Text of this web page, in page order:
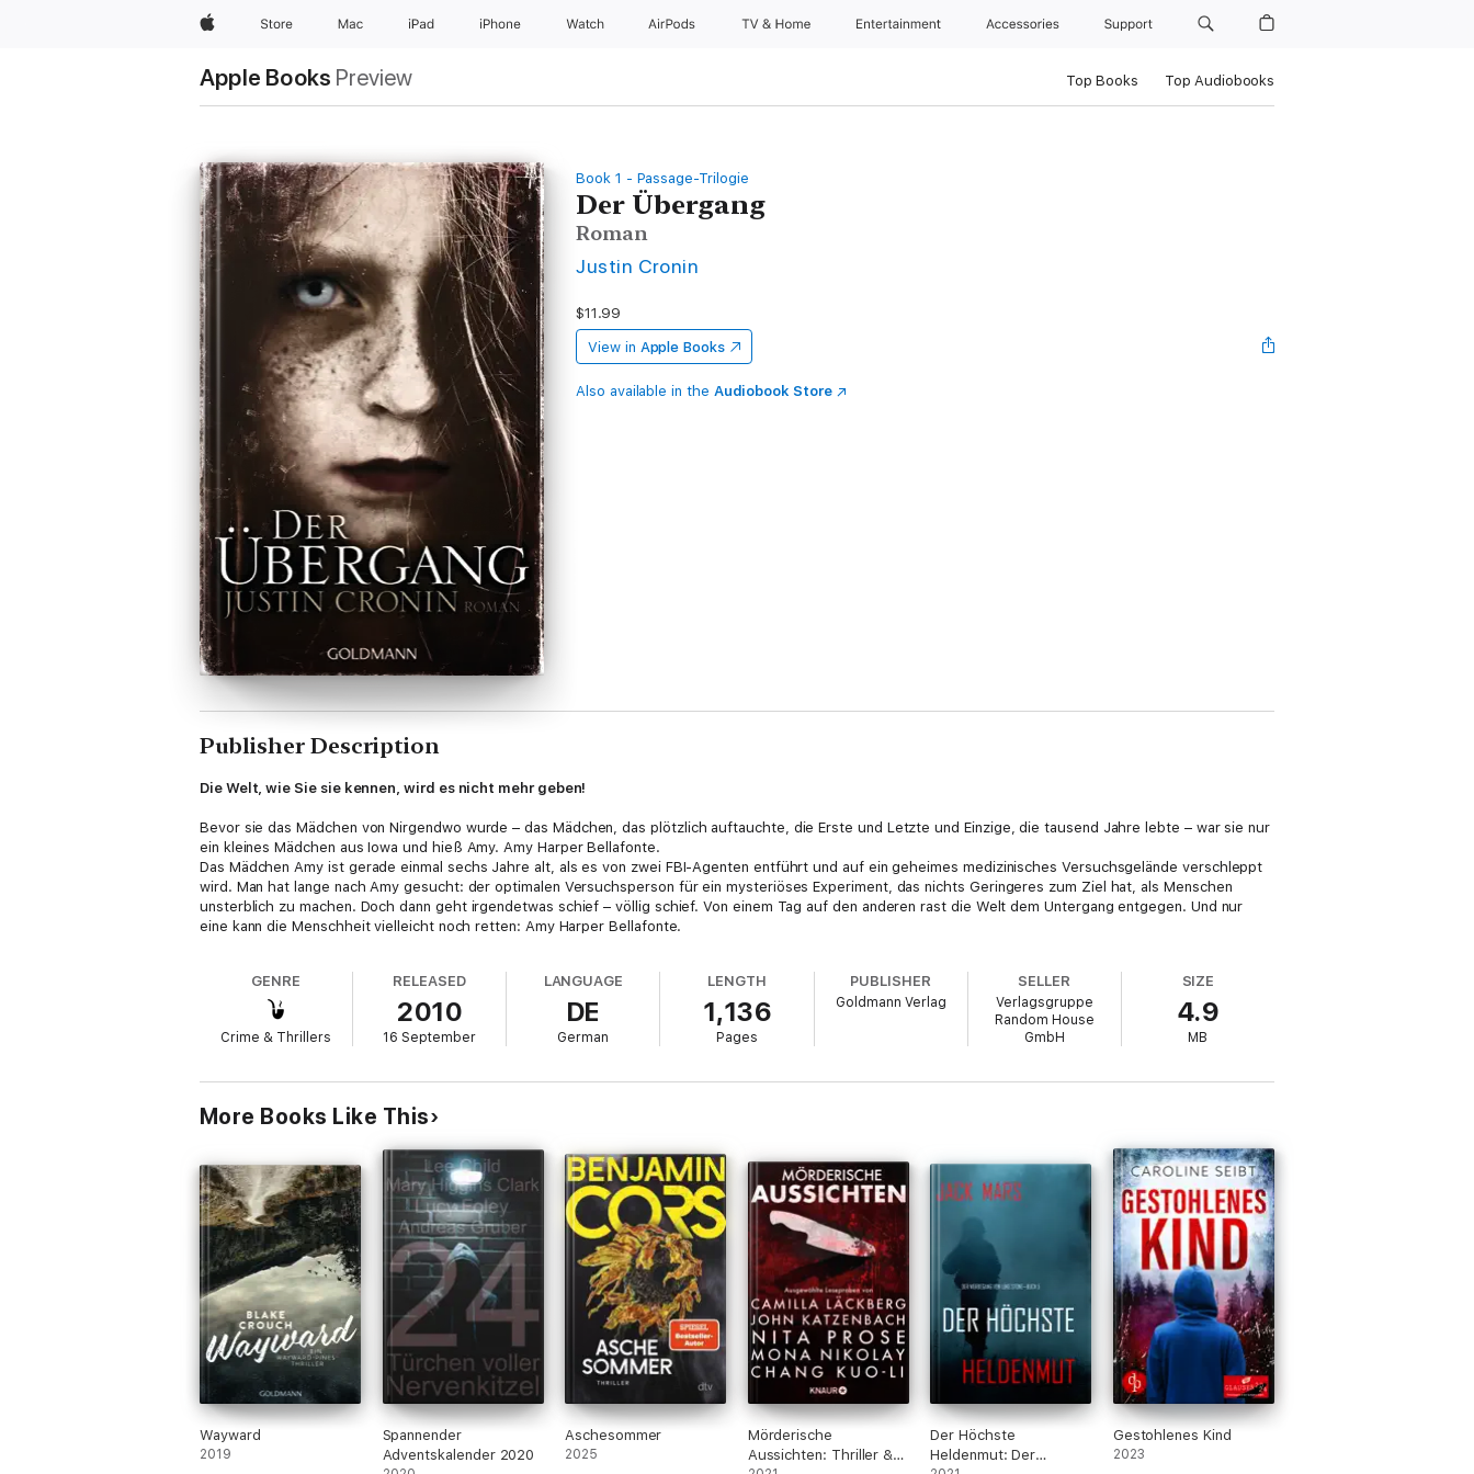
AppleStore Mac iPad iPhone Watch AirPods TV & Home Entertainment Accessories Support
Apple Books Preview Top Books Top Audiobooks
Book 1 - Passage-Trilogie
Der Übergang
Roman
Justin Cronin
$11.99
View in Apple Books
Also available in the Audiobook Store
Publisher Description
Die Welt, wie Sie sie kennen, wird es nicht mehr geben!
Bevor sie das Mädchen von Nirgendwo wurde – das Mädchen, das plötzlich auftauchte, die Erste und Letzte und Einzige, die tausend Jahre lebte – war sie nur
ein kleines Mädchen aus Iowa und hieß Amy. Amy Harper Bellafonte.
Das Mädchen Amy ist gerade einmal sechs Jahre alt, als es von zwei FBI-Agenten entführt und auf ein geheimes medizinisches Versuchsgelände verschleppt
wird. Man hat lange nach Amy gesucht: der optimalen Versuchsperson für ein mysteriöses Experiment, das nichts Geringeres zum Ziel hat, als Menschen
unsterblich zu machen. Doch dann geht irgendetwas schief – völlig schief. Von einem Tag auf den anderen rast die Welt dem Untergang entgegen. Und nur
eine kann die Menschheit vielleicht noch retten: Amy Harper Bellafonte.
GENRE
Crime & Thrillers
RELEASED
2010
16 September
LANGUAGE
DE
German
LENGTH
1,136
Pages
PUBLISHER
Goldmann Verlag
SELLER
Verlagsgruppe
Random House
GmbH
SIZE
4.9
MB
More Books Like This
Wayward
2019
Spannender
Adventskalender 2020
Aschesommer
2025
Mörderische
Aussichten: Thriller &
Der Höchste
Heldenmut: Der
Gestohlenes Kind
2023